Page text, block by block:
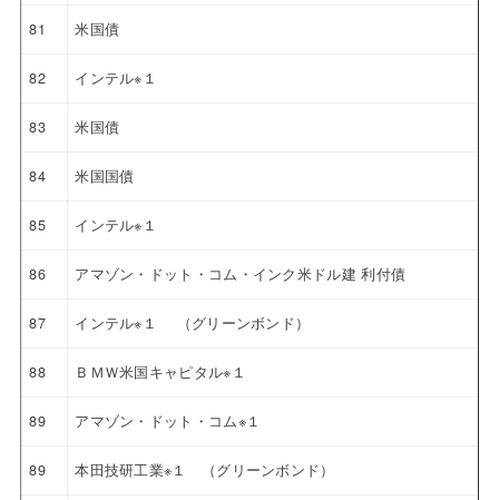
81 米国債
82 インテル※１
83 米国債
84 米国国債
85 インテル※１
86 アマゾン・ドット・コム・インク米ドル建 利付債
87 インテル※１ （グリーンボンド）
88 ＢＭＷ米国キャピタル※１
89 アマゾン・ドット・コム※１
89 本田技研工業※１ （グリーンボンド）